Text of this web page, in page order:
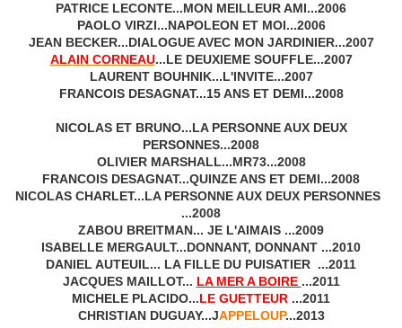
PATRICE LECONTE...MON MEILLEUR AMI...2006
PAOLO VIRZI...NAPOLEON ET MOI...2006
JEAN BECKER...DIALOGUE AVEC MON JARDINIER...2007
ALAIN CORNEAU...LE DEUXIEME SOUFFLE...2007
LAURENT BOUHNIK...L'INVITE...2007
FRANCOIS DESAGNAT...15 ANS ET DEMI...2008
NICOLAS ET BRUNO...LA PERSONNE AUX DEUX
PERSONNES...2008
OLIVIER MARSHALL...MR73...2008
FRANCOIS DESAGNAT...QUINZE ANS ET DEMI...2008
NICOLAS CHARLET...LA PERSONNE AUX DEUX PERSONNES
...2008
ZABOU BREITMAN... JE L'AIMAIS ...2009
ISABELLE MERGAULT...DONNANT, DONNANT ...2010
DANIEL AUTEUIL... LA FILLE DU PUISATIER ...2011
JACQUES MAILLOT... LA MER A BOIRE ...2011
MICHELE PLACIDO...LE GUETTEUR ...2011
CHRISTIAN DUGUAY...JAPPELOUP...2013